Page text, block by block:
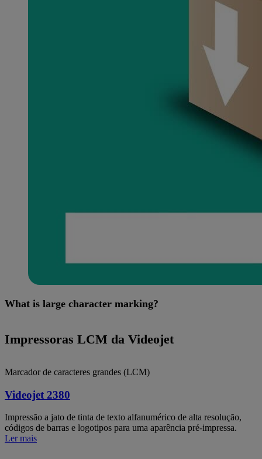
What is large character marking?
Impressoras LCM da Videojet
Marcador de caracteres grandes (LCM)
Videojet 2380
Impressão a jato de tinta de texto alfanumérico de alta resolução,
códigos de barras e logotipos para uma aparência pré-impressa.
Ler mais